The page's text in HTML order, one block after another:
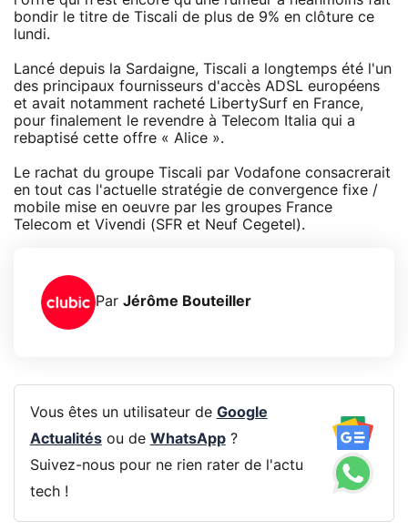
bondir le titre de Tiscali de plus de 9% en clôture ce
lundi.
Lancé depuis la Sardaigne, Tiscali a longtemps été l'un
des principaux fournisseurs d'accès ADSL européens
et avait notamment racheté LibertySurf en France,
pour finalement le revendre à Telecom Italia qui a
rebaptisé cette offre « Alice ».
Le rachat du groupe Tiscali par Vodafone consacrerait
en tout cas l'actuelle stratégie de convergence fixe /
mobile mise en oeuvre par les groupes France
Telecom et Vivendi (SFR et Neuf Cegetel).
Par Jérôme Bouteiller
Vous êtes un utilisateur de Google
Actualitésou de WhatsApp?
Suivez-nous pour ne rien rater de l'actu
tech !